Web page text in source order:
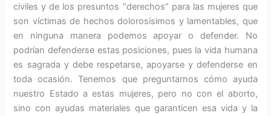
civiles y de los presuntos “derechos” para las mujeres que
son víctimas de hechos dolorosísimos y lamentables, que
en ninguna manera podemos apoyar o defender. No
podrían defenderse estas posiciones, pues la vida humana
es sagrada y debe respetarse, apoyarse y defenderse en
toda ocasión. Tenemos que preguntarnos cómo ayuda
nuestro Estado a estas mujeres, pero no con el aborto,
sino con ayudas materiales que garanticen esa vida y la